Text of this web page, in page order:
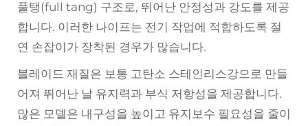
풀탱(full tang) 구조로, 뛰어난 안정성과 강도를 제공
합니다. 이러한 나이프는 전기 작업에 적합하도록 절
연 손잡이가 장착된 경우가 많습니다.
블레이드 재질은 보통 고탄소 스테인리스강으로 만들
어져 뛰어난 날 유지력과 부식 저항성을 제공합니다.
많은 모델은 내구성을 높이고 유지보수 필요성을 줄이